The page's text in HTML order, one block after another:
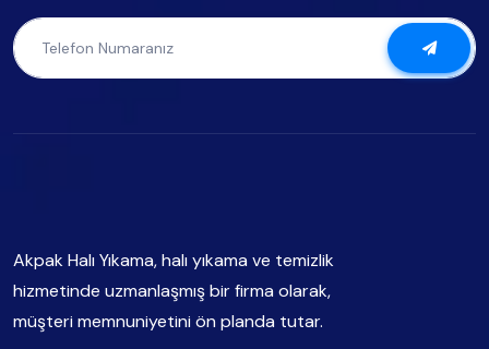
Akpak Halı Yıkama, halı yıkama ve temizlik
hizmetinde uzmanlaşmış bir firma olarak,
müşteri memnuniyetini ön planda tutar.